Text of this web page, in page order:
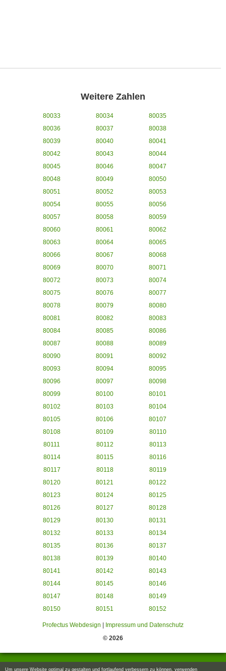
Weitere Zahlen
80033 80034
80035
80036
80037
80038
80039
80040
80041
80042
80043
80044
80045
80046
80047
80048
80049
80050
80051
80052
80053
80054
80055
80056
80057
80058
80059
80060
80061
80062
80063
80064
80065
80066
80067
80068
80069
80070
80071
80072
80073
80074
80075
80076
80077
80078
80079
80080
80081
80082
80083
80084
80085
80086
80087
80088
80089
80090
80091
80092
80093
80094
80095
80096
80097
80098
80099
80100
80101
80102
80103
80104
80105
80106
80107
80108
80109
80110
80111
80112
80113
80114
80115
80116
80117
80118
80119
80120
80121
80122
80123
80124
80125
80126
80127
80128
80129
80130
80131
80132
80133
80134
80135
80136
80137
80138
80139
80140
80141
80142
80143
80144
80145
80146
80147
80148
80149
80150
80151 80152
Profectus Webdesign
Impressum und Datenschutz
© 2026
Um unsere Website optimal zu gestalten und fortlaufend verbessern zu können, verwenden